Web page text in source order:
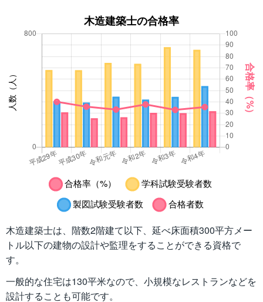
木造建築士は、階数2階建て以下、延べ床面積300平方メー
トル以下の建物の設計や監理をすることができる資格で
す。
一般的な住宅は130平米なので、小規模なレストランなどを
設計することも可能です。